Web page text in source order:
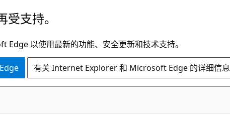
受支持。
Edge 以使用最新的功能、安全更新和技术支持。
有关 Internet Explorer 和 Microsoft Edge 的详细信息